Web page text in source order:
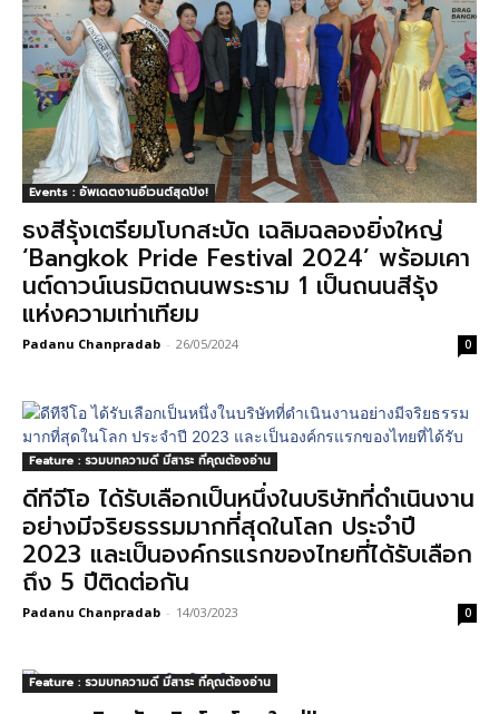
Events : อัพเดตงานอีเวนต์สุดปัง!
ธงสีรุ้งเตรียมโบกสะบัด เฉลิมฉลองยิ่งใหญ่
‘Bangkok Pride Festival 2024’ พร้อมเคา
นต์ดาวน์เนรมิตถนนพระราม 1 เป็นถนนสีรุ้ง
แห่งความเท่าเทียม
Padanu Chanpradab - 26/05/2024 0
Feature : รวมบทความดี มีสาระ ที่คุณต้องอ่าน
ดีทีจีโอ ได้รับเลือกเป็นหนึ่งในบริษัทที่ดำเนินงาน
อย่างมีจริยธรรมมากที่สุดในโลก ประจำปี
2023 และเป็นองค์กรแรกของไทยที่ได้รับเลือก
ถึง 5 ปีติดต่อกัน
Padanu Chanpradab - 14/03/2023 0
Feature : รวมบทความดี มีสาระ ที่คุณต้องอ่าน